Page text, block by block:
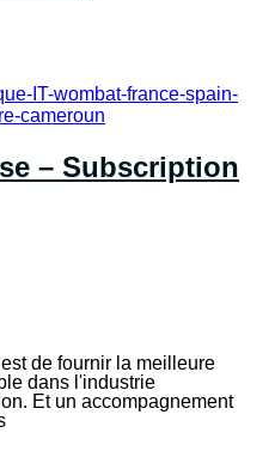
– Subscription
de fournir la meilleure
dans l'industrie
Et un accompagnement